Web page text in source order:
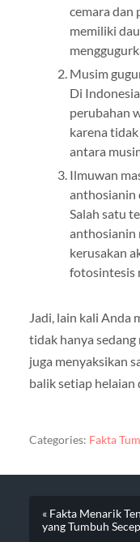
cemara dan
memiliki
Musim
Di
perubahan
karena
antara
Ilmuwan
anthosianin
Salah satu
anthosianin
kerusakan
fotosintesis
Jadi, lain kali Anda
tidak hanya
juga menyaksikan
balik setiap helaian
Categories: Fakta
« Fakta Menarik
yang Tumbuh